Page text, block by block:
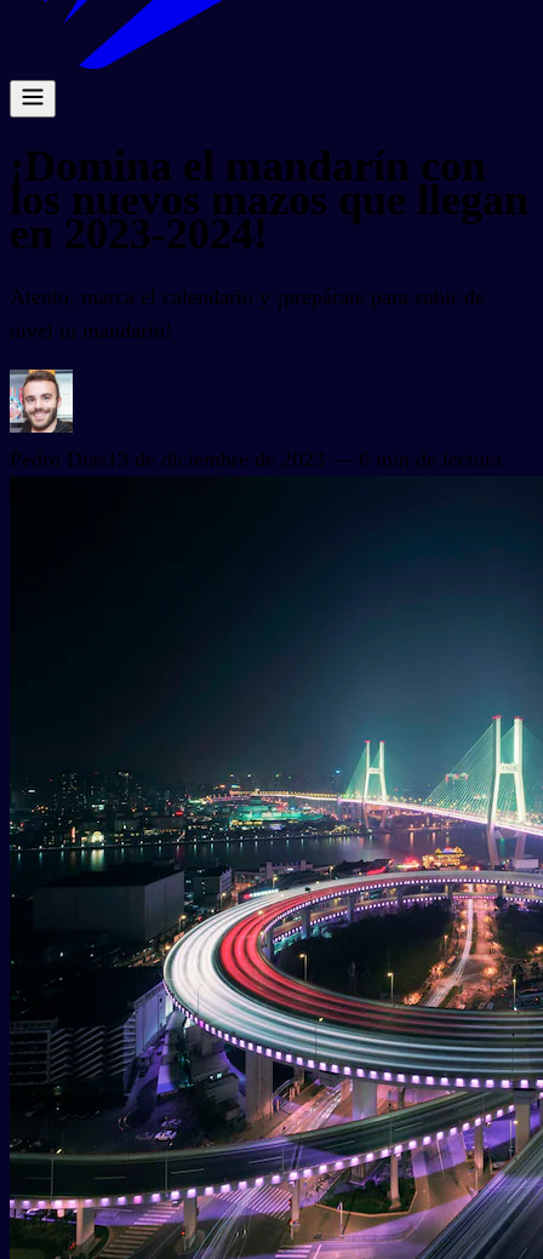
¡Domina el mandarín con
los nuevos mazos que llegan
en 2023-2024!
Atento, marca el calendario y ¡prepárate para subir de
nivel tu mandarín!
Pedro Dias13 de diciembre de 2023 — 6 min de lectura